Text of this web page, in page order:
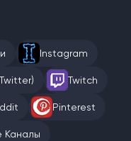
Instagram
Twitch
Pinterest
Каналы